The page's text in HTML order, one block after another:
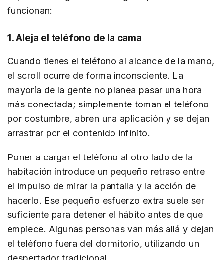
funcionan:
1. Aleja el teléfono de la cama
Cuando tienes el teléfono al alcance de la mano,
el scroll ocurre de forma inconsciente. La
mayoría de la gente no planea pasar una hora
más conectada; simplemente toman el teléfono
por costumbre, abren una aplicación y se dejan
arrastrar por el contenido infinito.
Poner a cargar el teléfono al otro lado de la
habitación introduce un pequeño retraso entre
el impulso de mirar la pantalla y la acción de
hacerlo. Ese pequeño esfuerzo extra suele ser
suficiente para detener el hábito antes de que
empiece. Algunas personas van más allá y dejan
el teléfono fuera del dormitorio, utilizando un
despertador tradicional.